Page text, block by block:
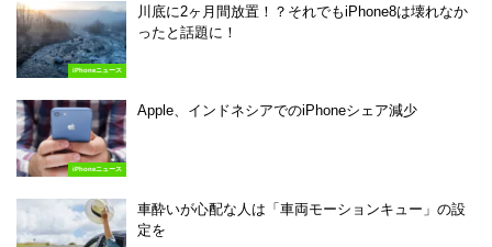
iPhoneニュース
川底に2ヶ月間放置！？それでもiPhone8は壊れなか
ったと話題に！
iPhoneニュース
Apple、インドネシアでのiPhoneシェア減少
車酔いが心配な人は「車両モーションキュー」の設
定を